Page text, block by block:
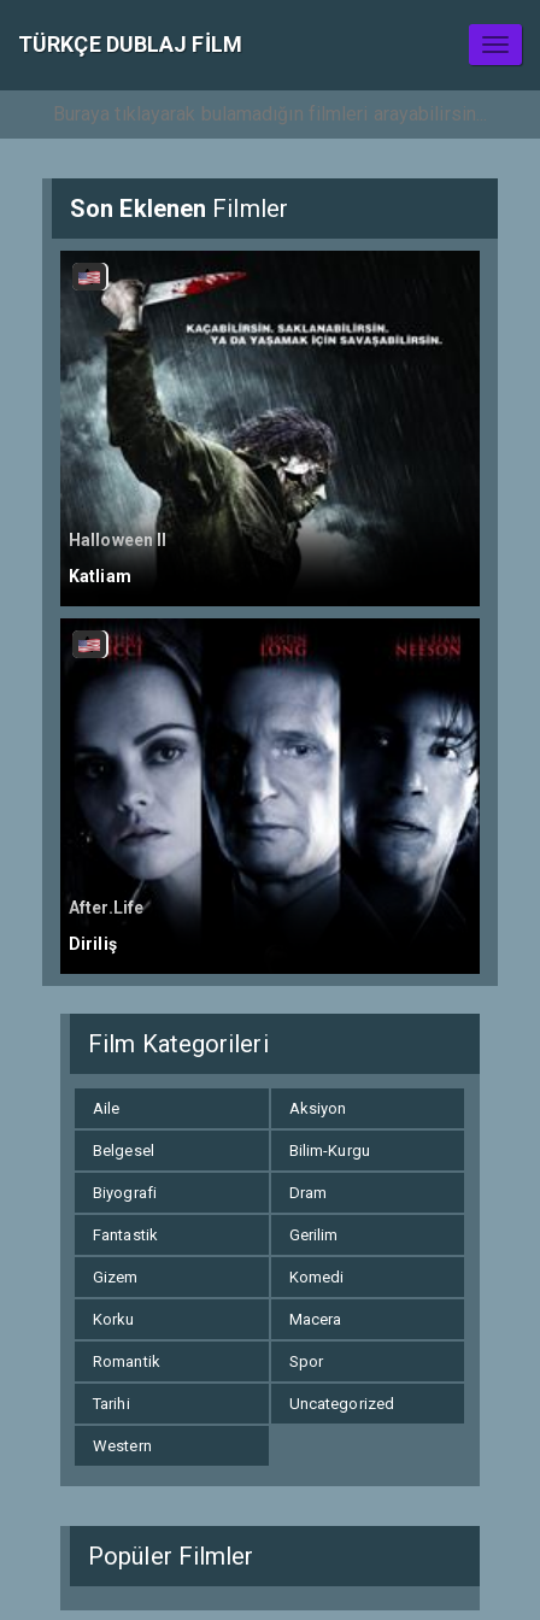
TÜRKÇE DUBLAJ FILM
Son Eklenen Filmler
Halloween II
Katliam
After.Life
Diriliş
Film Kategorileri
Aile Aksiyon
Belgesel Bilim-Kurgu
Biyografi Dram
Fantastik Gerilim
Gizem Komedi
Korku Macera
Romantik Spor
Tarihi Uncategorized
Western
Popüler Filmler